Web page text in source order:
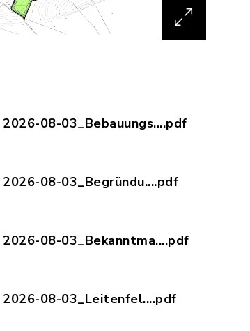
2026-08-03_Bebauungs....pdf
2026-08-03_Begründu....pdf
2026-08-03_Bekanntma....pdf
2026-08-03_Leitenfel....pdf